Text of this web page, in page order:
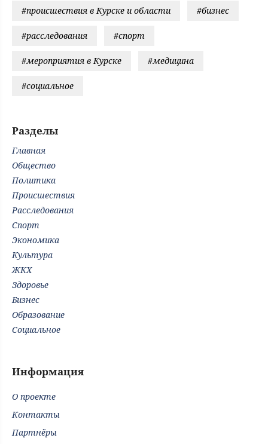
#происшествия в Курске и области #бизнес
#расследования #спорт
#мероприятия в Курске #медицина
#социальное
Разделы
Главная
Общество
Политика
Происшествия
Расследования
Спорт
Экономика
Культура
ЖКХ
Здоровье
Бизнес
Образование
Социальное
Информация
О проекте
Контакты
Партнёры